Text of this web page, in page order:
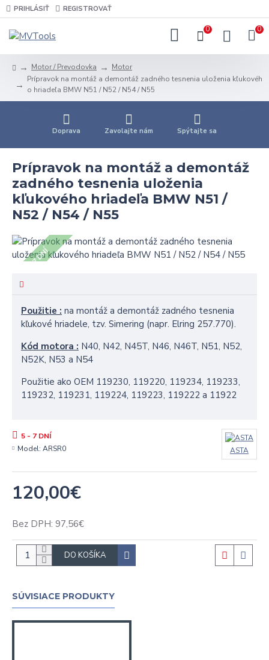
PRIHLÁSIŤ REGISTROVAŤ
0 0
Motor / Prevodovka
Motor
Prípravok na montáž a demontáž zadného tesnenia uloženia kľukovéh
o hriadeľa BMW N51 / N52 / N54 / N55
Doprava Zavolajte nám Spýtajte sa
Prípravok na montáž a demontáž
zadného tesnenia uloženia
kľukového hriadeľa BMW N51 /
N52 / N54 / N55
5 - 7 DNÍ
Použitie : na montáž a demontáž zadného tesnenia
kľukové hriadele, tzv. Simering (napr. Elring 257.770).
Kód motora : N40, N42, N45T, N46, N46T, N51, N52,
N52K, N53 a N54
Použitie ako OEM 119230, 119220, 119234, 119233,
119232, 119231, 119224, 119223, 119222 a 11922
120,00€
Bez DPH: 97,56€
5 - 7 DNÍ
Model: ARSR0 ASTA
DO KOŠÍKA
SÚVISIACE PRODUKTY